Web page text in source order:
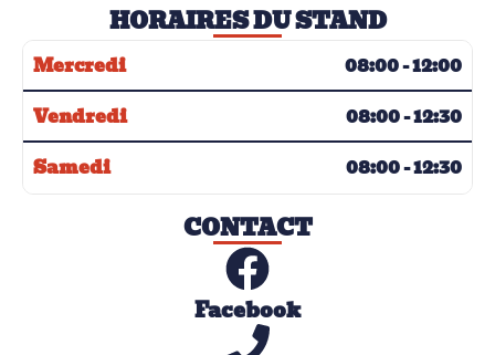
HORAIRES DU STAND
Mercredi
08:00 - 12:00
Vendredi
08:00 - 12:30
Samedi
08:00 - 12:30
CONTACT
Facebook